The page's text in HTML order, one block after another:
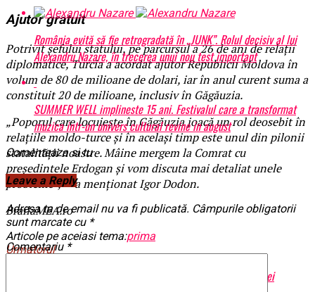
Ajutor gratuit
Potrivit șefului statului, pe parcursul a 26 de ani de relații
diplomatice, Turcia a acordat ajutor Republicii Moldova în
volum de 80 de milioane de dolari, iar în anul curent suma a
constituit 20 de milioane, inclusiv în Găgăuzia.
„Poporul care locuiește în Găgăuzia joacă un rol deosebit în
relațiile moldo-turce și în același timp este unul din pilonii
statalității noastre. Mâine mergem la Comrat cu
președintele Erdogan și vom discuta mai detaliat unele
probleme”, — a menționat Igor Dodon.
BrailaMEA.ro
Articole pe aceiasi tema:prima
Urmatorul
Elena Udrea revine – două ținte de ultimă oră ale controversatei
România evită să fie retrogradată în „JUNK”. Rolul decisiv al lui
Alexandru Nazare, în trecerea unui nou test important
SUMMER WELL implineste 15 ani. Festivalul care a transformat
muzica intr-un univers cultural revine in august
Comenteaza si tu
Leave a Reply
Adresa ta de email nu va fi publicată. Câmpurile obligatorii
sunt marcate cu *
Comentariu *